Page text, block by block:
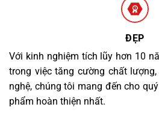
ĐẸP
Với kinh nghiệm tích lũy hơn 10
trong việc tăng cường chất
nghệ, chúng tôi mang đến cho
phẩm hoàn thiện nhất.